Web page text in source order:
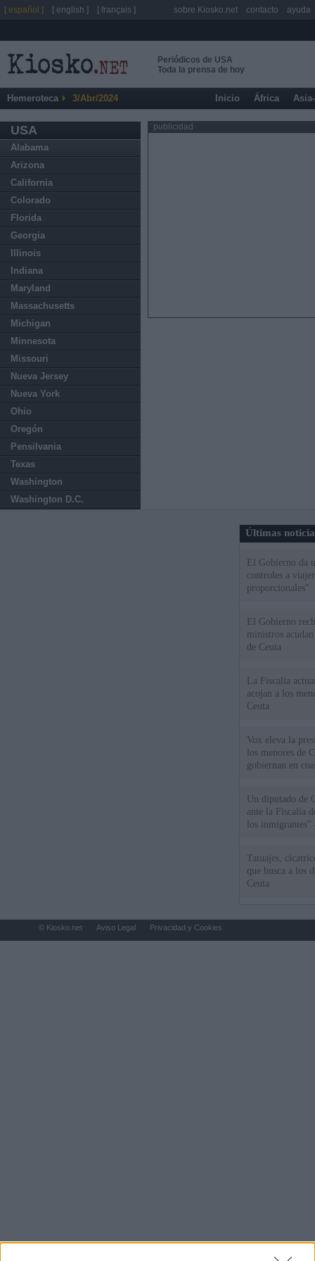
Periódicos de USA
Toda la prensa de hoy
Hemeroteca 3/Abr/2024 Inicio África
USA
Alabama
Arizona
California
Colorado
Florida
Georgia
Illinois
Indiana
Maryland
Massachusetts
Michigan
Minnesota
Missouri
Nueva Jersey
Nueva York
Ohio
Oregón
Pensilvania
Texas
Washington
Washington D.C.
publicidad
Últimas
El Gobierno da
controles a
proporcionales"
El Gobierno
ministros
de Ceuta
La Fiscalía
acojan a los
Ceuta
Vox eleva la
los menores de
gobiernan en
Un diputado de
ante la Fiscalía
los inmigrantes”
Tatuajes,
que busca a los
Ceuta
[ español ] [ english ] [ français ] sobre Kiosko.net contacto ayuda
© Kiosko.net Aviso Legal Privacidad y Cookies